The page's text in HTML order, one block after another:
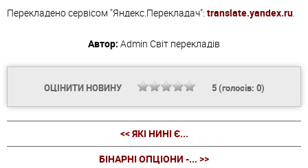
Перекладено сервісом "Яндекс.Перекладач": translate.yandex.ru.
Автор: Admin Світ перекладів
ОЦІНИТИ НОВИНУ 5(голосів: 0)
<< ЯКІ НИНІ Є...
БІНАРНІ ОПЦІОНИ -... >>